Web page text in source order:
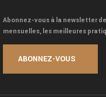
Abonnez-vous à la newsletter de
mensuelles, les meilleures